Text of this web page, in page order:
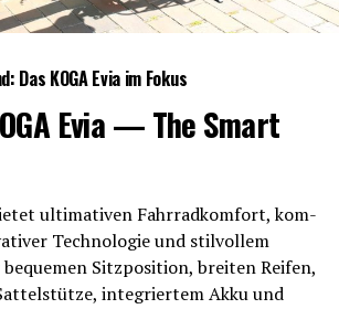
Das KOGA Evia im Fokus
Evia — The Smart
ulti­ma­ti­ven Fahr­rad­kom­fort, kom­
Tech­no­lo­gie und stil­vol­lem
Sitz­po­si­ti­on, brei­ten Rei­fen,
inte­grier­tem Akku und